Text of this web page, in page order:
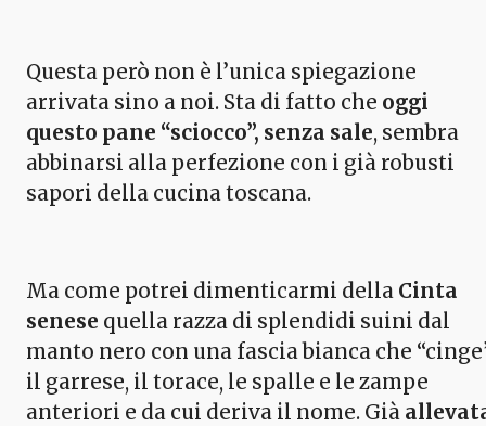
Questa però non è l’unica spiegazione
arrivata sino a noi. Sta di fatto che oggi
questo pane “sciocco”, senza sale, sembra
abbinarsi alla perfezione con i già robusti
sapori della cucina toscana.
Ma come potrei dimenticarmi della Cinta
senese quella razza di splendidi suini dal
manto nero con una fascia bianca che
il garrese, il torace, le spalle e le zampe
anteriori e da cui deriva il nome. Già